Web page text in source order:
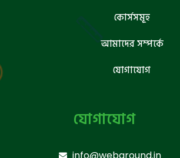
কোর্সসমূহ
আমাদের সম্পর্কে
যোগাযোগ
যোগাযোগ